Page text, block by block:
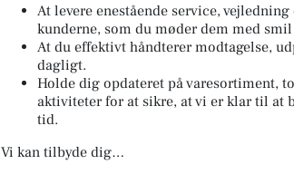
At levere enestående service,
kunderne, som du møder dem med
At du effektivt håndterer modtagelse,
dagligt.
Holde dig opdateret på varesortiment,
aktiviteter for at sikre, at vi er klar til at
tid.
Vi kan tilbyde dig…